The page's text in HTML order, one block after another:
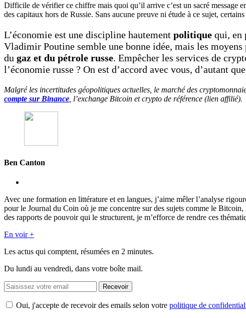
Difficile de vérifier ce chiffre mais quoi qu’il arrive c’est un sacré message
des capitaux hors de Russie. Sans aucune preuve ni étude à ce sujet,
L’économie est une discipline hautement politique qui, en
Vladimir Poutine semble une bonne idée, mais les
du gaz et du pétrole russe. Empêcher les services de
l’économie russe ? On est d’accord avec vous, d’autant
Malgré les incertitudes géopolitiques actuelles, le marché des
compte sur Binance , l’exchange Bitcoin et crypto de référence (lien affilié).
Ben Canton
Avec une formation en littérature et en langues, j’aime mêler l’analyse
pour le Journal du Coin où je me concentre sur des sujets comme le
des rapports de pouvoir qui le structurent, je m’efforce de rendre ces
En voir +
Les actus qui comptent, résumées en 2 minutes.
Du lundi au vendredi, dans votre boîte mail.
Recevoir
Oui, j'accepte de recevoir des emails selon votre politique de